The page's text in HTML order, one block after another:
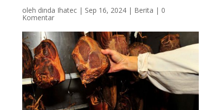
oleh dinda Ihatec| Sep 16, 2024| Berita | 0
Komentar